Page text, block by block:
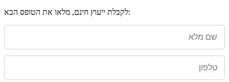
לקבלת ייעוץ חינם, מלאו את הטופס הבא: